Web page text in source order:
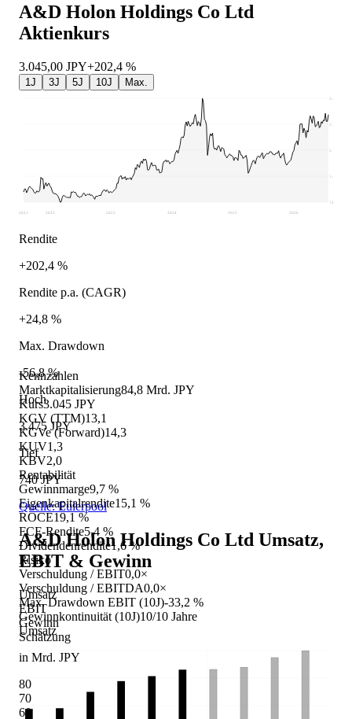
Kennzahlen
Marktkapitalisierung84,8 Mrd. JPY
Kurs3.045 JPY
KGV (TTM)13,1
KGVe (Forward)14,3
KUV1,3
KBV2,0
Rentabilität
Gewinnmarge9,7 %
Eigenkapitalrendite15,1 %
ROCE19,1 %
FCF-Rendite5,4 %
Dividendenrendite1,6 %
Risiko
Verschuldung / EBIT0,0×
Verschuldung / EBITDA0,0×
Max. Drawdown EBIT (10J)-33,2 %
Gewinnkontinuität (10J)10/10 Jahre
Umsatz
in Mrd. JPY
80
70
60
A&D Holon Holdings Co Ltd
Aktienkurs
3.045,00 JPY+202,4 %
1J 3J 5J 10J Max.
740
1.424
2.108
2.791
3.475
2021 2022 2023 2024 2025 2026
Rendite
+202,4 %
Rendite p.a. (CAGR)
+24,8 %
Max. Drawdown
-56,8 %
Hoch
3.475 JPY
Tief
740 JPY
Quelle: Eulerpool
A&D Holon Holdings Co Ltd Umsatz,
EBIT & Gewinn
Umsatz
EBIT
Gewinn
Schätzung